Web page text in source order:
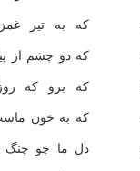
كه به تیر
كه دو چشم از
كه برو كه
كه به خون
دل ما چو چنگ